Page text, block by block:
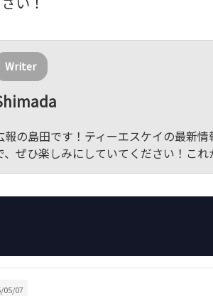
Writer
報の島田です！ティーエスケイの最新
、ぜひ楽しみにしていてください！こ
05/07